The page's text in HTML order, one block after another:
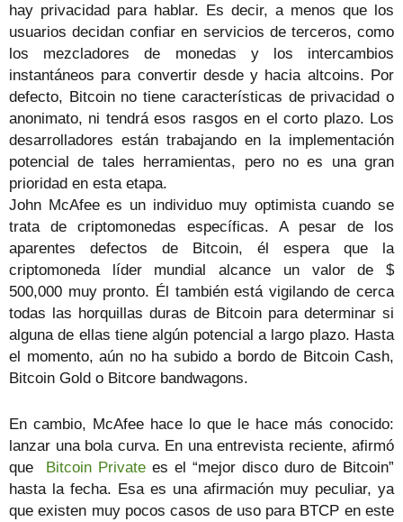
hay privacidad para hablar. Es decir, a menos que los
usuarios decidan confiar en servicios de terceros, como
los mezcladores de monedas y los intercambios
instantáneos para convertir desde y hacia altcoins. Por
defecto, Bitcoin no tiene características de privacidad o
anonimato, ni tendrá esos rasgos en el corto plazo. Los
desarrolladores están trabajando en la implementación
potencial de tales herramientas, pero no es una gran
prioridad en esta etapa.
John McAfee es un individuo muy optimista cuando se
trata de criptomonedas específicas. A pesar de los
aparentes defectos de Bitcoin, él espera que la
criptomoneda líder mundial alcance un valor de $
500,000 muy pronto. Él también está vigilando de cerca
todas las horquillas duras de Bitcoin para determinar si
alguna de ellas tiene algún potencial a largo plazo. Hasta
el momento, aún no ha subido a bordo de Bitcoin Cash,
Bitcoin Gold o Bitcore bandwagons.
En cambio, McAfee hace lo que le hace más conocido:
lanzar una bola curva. En una entrevista reciente, afirmó
que
Bitcoin Private es el “mejor disco duro de Bitcoin”
hasta la fecha. Esa es una afirmación muy peculiar, ya
que existen muy pocos casos de uso para BTCP en este